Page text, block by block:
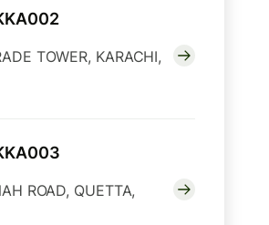
TOWER, KARACHI,
ROAD, QUETTA,